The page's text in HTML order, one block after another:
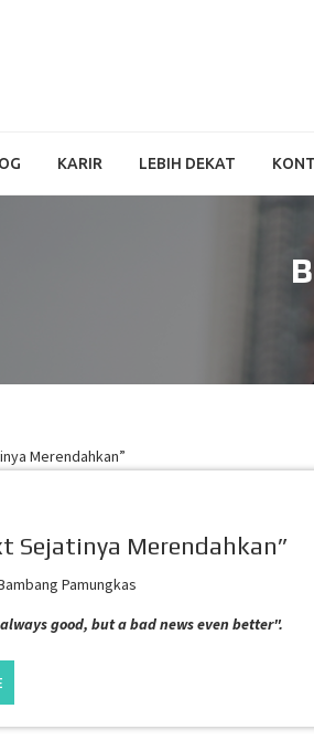
KARIR LEBIH DEKAT
Sejatinya Merendahkan”
Pamungkas
good, but a bad news even better".